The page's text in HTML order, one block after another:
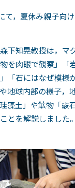
，夏休み親子向
下知晃教授は，
を肉眼で観察」
「石にはなぜ模
地球内部の様子
藻土」や鉱物「霰
とを解説しました